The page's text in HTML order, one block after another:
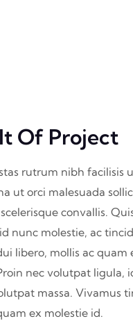
Of Project
rutrum nibh facilisis
ut orci malesuada
convallis.
nunc molestie, ac
libero, mollis ac quam
nec volutpat ligula,
massa. Vivamus
ex molestie id.